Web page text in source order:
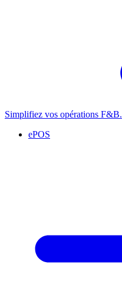
Simplifiez vos opérations F&B.
ePOS